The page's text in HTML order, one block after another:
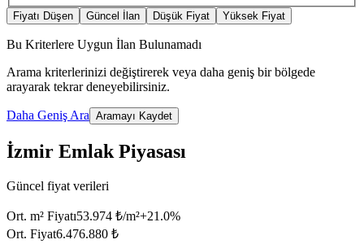
Fiyatı Düşen Güncel İlan Düşük Fiyat Yüksek Fiyat
Bu Kriterlere Uygun İlan Bulunamadı
Arama kriterlerinizi değiştirerek veya daha geniş bir bölgede
arayarak tekrar deneyebilirsiniz.
Daha Geniş Ara Aramayı Kaydet
İzmir Emlak Piyasası
Güncel fiyat verileri
Ort. m² Fiyatı53.974 ₺/m²+21.0%
Ort. Fiyat6.476.880 ₺